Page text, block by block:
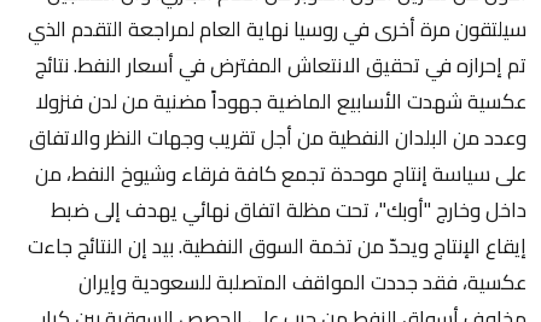
سيلتقون مرة أخرى في روسيا نهاية العام لمراجعة التقدم الذي
تم إحرازه في تحقيق الانتعاش المفترض في أسعار النفط. نتائج
عكسية شهدت الأسابيع الماضية جهوداً مضنية من لدن فنزولا
وعدد من البلدان النفطية من أجل تقريب وجهات النظر والاتفاق
على سياسة إنتاج موحدة تجمع كافة فرقاء وشيوخ النفط، من
داخل وخارج "أوبك"، تحت مظلة اتفاق نهائي يهدف إلى ضبط
إيقاع الإنتاج ويحدّ من تخمة السوق النفطية. بيد إن النتائج جاءت
عكسية، فقد جددت المواقف المتصلبة للسعودية وإيران